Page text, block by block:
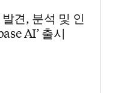
견, 분석 및 인
AI’ 출시